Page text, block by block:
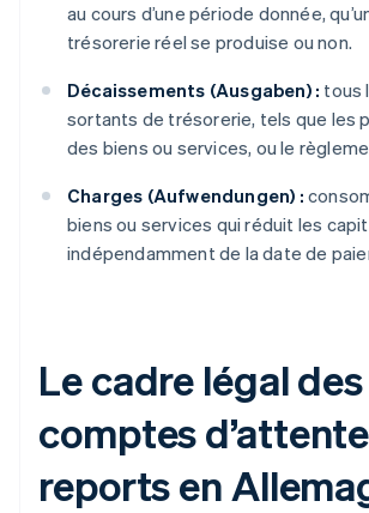
au cours d’une période donnée,
trésorerie réel se produise ou non.
Décaissements (Ausgaben) : tous
sortants de trésorerie, tels que les
des biens ou services, ou le
Charges (Aufwendungen) :
biens ou services qui réduit les
indépendamment de la date de
Le cadre légal des
comptes
reports en